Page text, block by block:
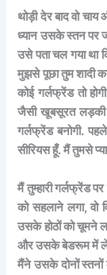
थोड़ी देर बाद वो
ध्यान उसके स्तन पर
उसे पता चल गया था
मुझसे पूछा तुम शादी
कोई गर्लफ्रेंड तो
जैसी खूबसूरत लड़की
गर्लफ्रेंड बनोगी.
सीरियस हूँ. मैं तुमसे
मैं तुम्हारी गर्लफ्रेंड
को सहलाने लगा,
उसके होठों को चूमने
और उसके बेडरूम में ले
मैंने उसके दोनों